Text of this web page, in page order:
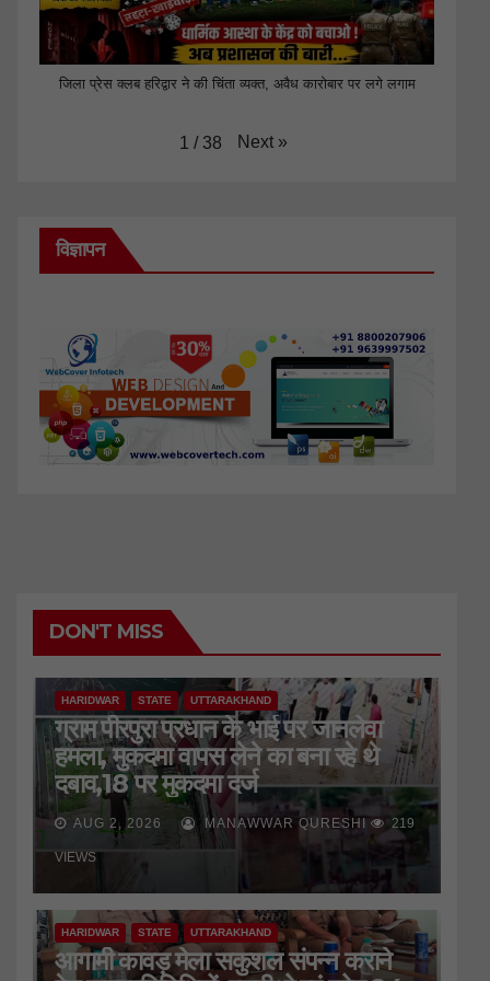
जिला प्रेस क्लब हरिद्वार ने की चिंता व्यक्त, अवैध कारोबार पर लगे लगाम
1 / 38 Next »
विज्ञापन
DON'T MISS
HARIDWAR STATE UTTARAKHAND
ग्राम पीरपुरा प्रधान के भाई पर जानलेवा
हमला, मुकदमा वापस लेने का बना रहे थे
दबाव,18 पर मुकदमा दर्ज
AUG 2, 2026 MANAWWAR QURESHI 219
VIEWS
HARIDWAR STATE UTTARAKHAND
आगामी कावड़ मेला सकुशल संपन्न कराने